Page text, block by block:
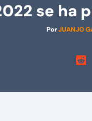
se ha
PorJUANJO